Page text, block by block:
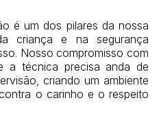
é um dos pilares da nossa
criança e na segurança
Nosso compromisso com
a técnica precisa anda de
criando um ambiente
o carinho e o respeito